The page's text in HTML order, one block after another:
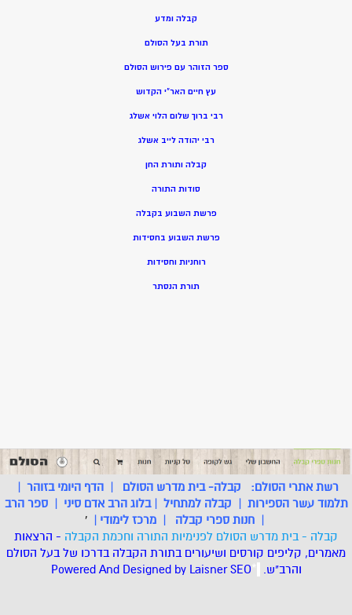
קבלה ומדע
תורת בעל הסולם
ספר הזוהר עם פירוש הסולם
עץ חיים האר”י הקדוש
רבי ברוך שלום הלוי אשלג
רבי יהודה לייב אשלג
קבלה ותורת החן
סודות התורה
פרשת השבוע בקבלה
פרשת השבוע בחסידות
רוחניות וחסידות
תורת הנסתר
רשת אתרי הסולם: קבלה- בית מדרש הסולם |הדף היומי בזוהר |
תלמוד עשר הספירות | קבלה למתחיל |בלוג הרב אדם סיני |ספר הרב
| חנות ספרי קבלה | מרכז לימודי |
'
קבלה - בית מדרש הסולם לפנימיות התורה וחכמת הקבלה - הרצאות
מאמרים, קליפים קורסים ושיעורים בתורת הקבלה בדרכו של בעל הסולם
והרב"ש. *
Powered And Designed by LaisnerSEO